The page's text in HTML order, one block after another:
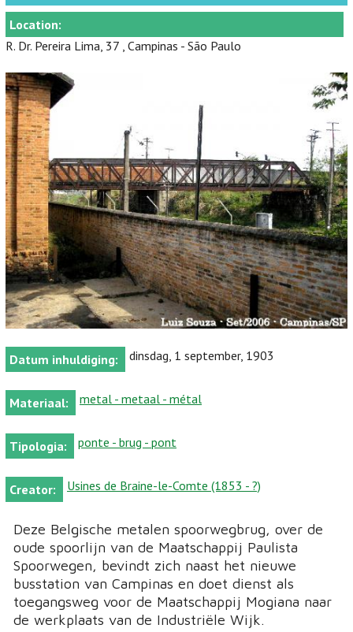
Location:
R. Dr. Pereira Lima, 37 , Campinas - São Paulo
Datum inhuldiging: dinsdag, 1 september, 1903
Materiaal: metal - metaal - métal
Tipologia: ponte - brug - pont
Creator: Usines de Braine-le-Comte (1853 - ?)
Deze Belgische metalen spoorwegbrug, over de
oude spoorlijn van de Maatschappij Paulista
Spoorwegen, bevindt zich naast het nieuwe
busstation van Campinas en doet dienst als
toegangsweg voor de Maatschappij Mogiana naar
de werkplaats van de Industriële Wijk.